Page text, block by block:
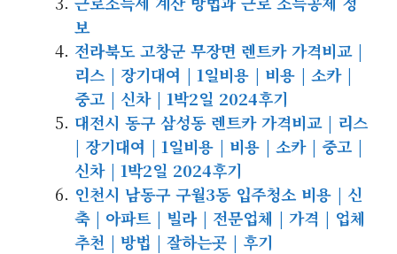
보
전라북도 고창군 무장면 렌트카 가격비교 |
리스 | 장기대여 | 1일비용 | 비용 | 소카 |
중고 | 신차 | 1박2일 2024후기
대전시 동구 삼성동 렌트카 가격비교 | 리스
| 장기대여 | 1일비용 | 비용 | 소카 | 중고 |
신차 | 1박2일 2024후기
인천시 남동구 구월3동 입주청소 비용 | 신
축 | 아파트 | 빌라 | 전문업체 | 가격 | 업체
추천 | 방법 | 잘하는곳 | 후기